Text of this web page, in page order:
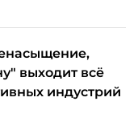
выходит всё
индустрий